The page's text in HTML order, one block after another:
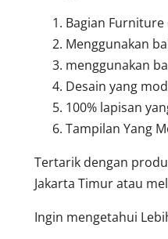
Bagian
Menggunakan
menggunakan
Desain yang
100% lapisan
Tampilan Yang
Tertarik dengan
Jakarta Timur atau
Ingin mengetahui